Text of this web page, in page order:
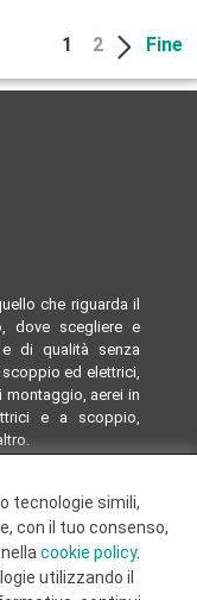
tecnologie simili,
con il tuo consenso,
cookie policy.
utilizzando il
1 2 Fine
che riguarda il
dove scegliere e
di qualità senza
ed elettrici,
montaggio, aerei in
e a scoppio,